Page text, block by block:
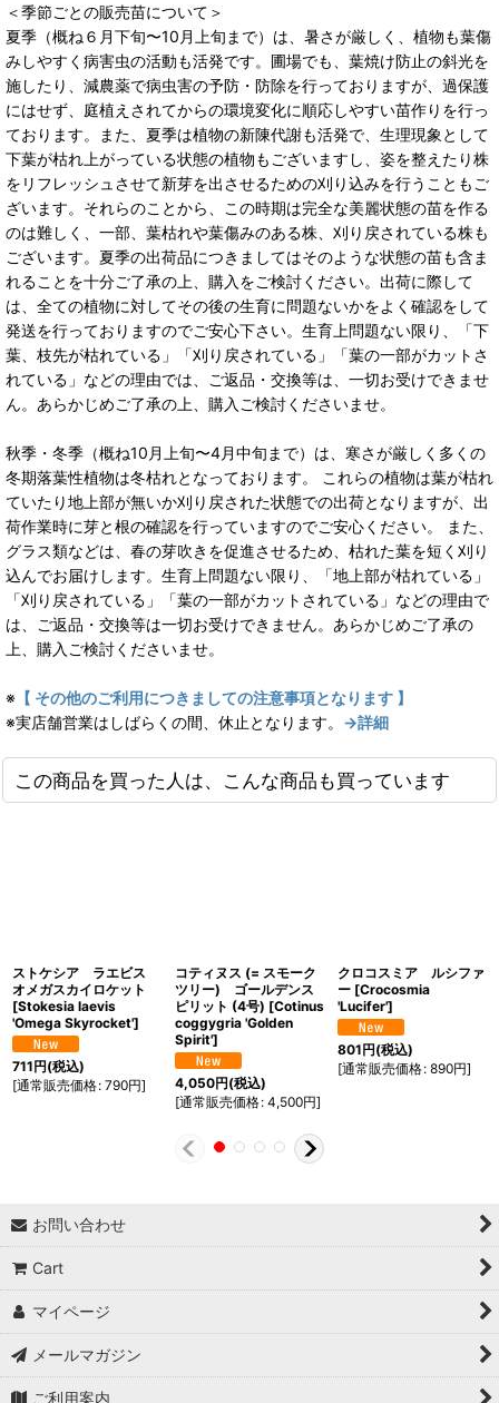
＜季節ごとの販売苗について＞
夏季（概ね６月下旬〜10月上旬まで）は、暑さが厳しく、植物も葉傷
みしやすく病害虫の活動も活発です。圃場でも、葉焼け防止の斜光を
施したり、減農薬で病虫害の予防・防除を行っておりますが、過保護
にはせず、庭植えされてからの環境変化に順応しやすい苗作りを行っ
ております。また、夏季は植物の新陳代謝も活発で、生理現象として
下葉が枯れ上がっている状態の植物もございますし、姿を整えたり株
をリフレッシュさせて新芽を出させるための刈り込みを行うこともご
ざいます。それらのことから、この時期は完全な美麗状態の苗を作る
のは難しく、一部、葉枯れや葉傷みのある株、刈り戻されている株も
ございます。夏季の出荷品につきましてはそのような状態の苗も含ま
れることを十分ご了承の上、購入をご検討ください。出荷に際して
は、全ての植物に対してその後の生育に問題ないかをよく確認をして
発送を行っておりますのでご安心下さい。生育上問題ない限り、「下
葉、枝先が枯れている」「刈り戻されている」「葉の一部がカットさ
れている」などの理由では、ご返品・交換等は、一切お受けできませ
ん。あらかじめご了承の上、購入ご検討くださいませ。
秋季・冬季（概ね10月上旬〜4月中旬まで）は、寒さが厳しく多くの
冬期落葉性植物は冬枯れとなっております。 これらの植物は葉が枯れ
ていたり地上部が無いか刈り戻された状態での出荷となりますが、出
荷作業時に芽と根の確認を行っていますのでご安心ください。 また、
グラス類などは、春の芽吹きを促進させるため、枯れた葉を短く刈り
込んでお届けします。生育上問題ない限り、「地上部が枯れている」
「刈り戻されている」「葉の一部がカットされている」などの理由で
は、ご返品・交換等は一切お受けできません。あらかじめご了承の
上、購入ご検討くださいませ。
※ 【 その他のご利用につきましての注意事項となります 】
※実店舗営業はしばらくの間、休止となります。 →詳細
この商品を買った人は、こんな商品も買っています
ストケシア ラエビス
オメガスカイロケット
[Stokesia laevis
'Omega Skyrocket']
711円(税込)
[通常販売価格: 790円]
コティヌス (= スモーク
ツリー) ゴールデンス
ピリット (4号) [Cotinus
coggygria 'Golden
Spirit']
4,050円(税込)
[通常販売価格: 4,500円]
クロコスミア ルシファ
ー [Crocosmia
'Lucifer']
801円(税込)
[通常販売価格: 890円]
お問い合わせ
Cart
マイページ
メールマガジン
ご利用案内